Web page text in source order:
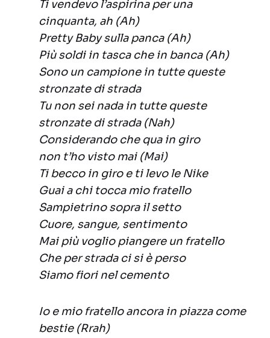
Ti vendevo l’aspirina per una
cinquanta, ah (Ah)
Pretty Baby sulla panca (Ah)
Più soldi in tasca che in banca (Ah)
Sono un campione in tutte queste
stronzate di strada
Tu non sei nada in tutte queste
stronzate di strada (Nah)
Considerando che qua in giro
non t’ho visto mai (Mai)
Ti becco in giro e ti levo le Nike
Guai a chi tocca mio fratello
Sampietrino sopra il setto
Cuore, sangue, sentimento
Mai più voglio piangere un fratello
Che per strada ci si è perso
Siamo fiori nel cemento
Io e mio fratello ancora in piazza come
bestie (Rrah)